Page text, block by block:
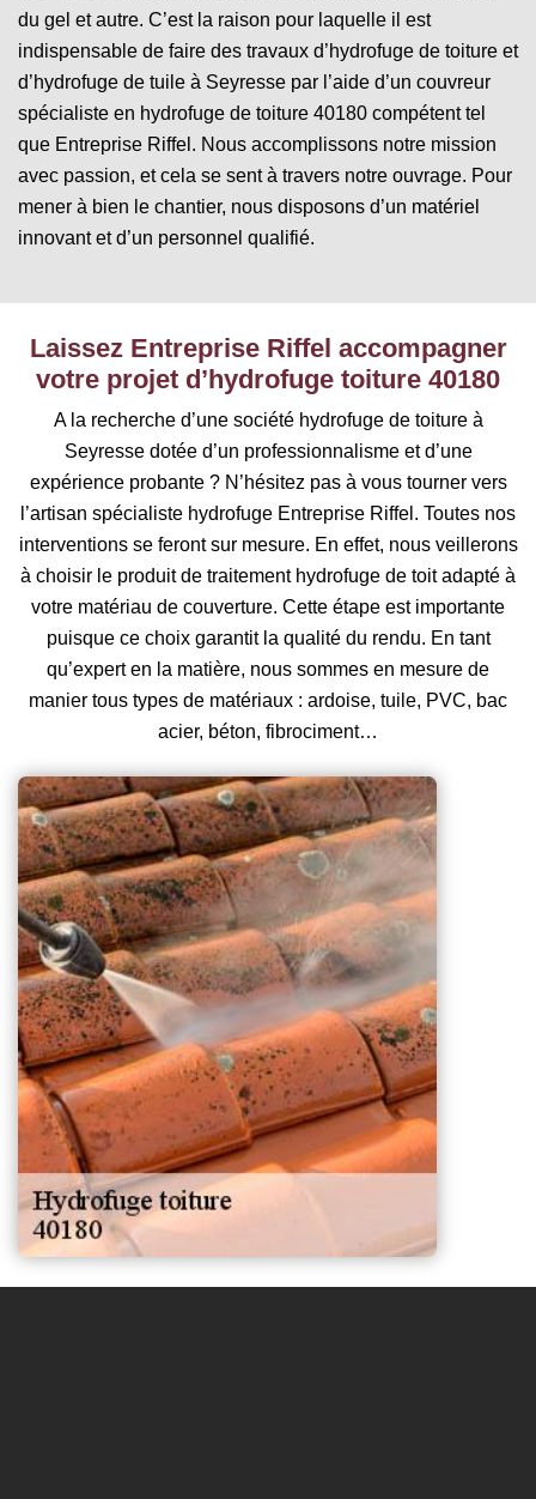
du gel et autre. C’est la raison pour laquelle il est
indispensable de faire des travaux d’hydrofuge de toiture et
d’hydrofuge de tuile à Seyresse par l’aide d’un couvreur
spécialiste en hydrofuge de toiture 40180 compétent tel
que Entreprise Riffel. Nous accomplissons notre mission
avec passion, et cela se sent à travers notre ouvrage. Pour
mener à bien le chantier, nous disposons d’un matériel
innovant et d’un personnel qualifié.
Laissez Entreprise Riffel accompagner
votre projet d’hydrofuge toiture 40180
A la recherche d’une société hydrofuge de toiture à
Seyresse dotée d’un professionnalisme et d’une
expérience probante ? N’hésitez pas à vous tourner vers
l’artisan spécialiste hydrofuge Entreprise Riffel. Toutes nos
interventions se feront sur mesure. En effet, nous veillerons
à choisir le produit de traitement hydrofuge de toit adapté à
votre matériau de couverture. Cette étape est importante
puisque ce choix garantit la qualité du rendu. En tant
qu’expert en la matière, nous sommes en mesure de
manier tous types de matériaux : ardoise, tuile, PVC, bac
acier, béton, fibrociment…